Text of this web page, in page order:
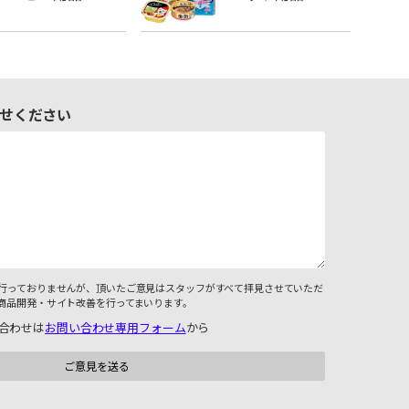
ください
っておりませんが、頂いたご意見はスタッフがすべて拝見させていただ
開発・サイト改善を行ってまいります。
わせはお問い合わせ専用フォームから